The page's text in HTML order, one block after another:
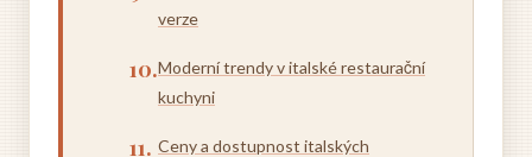
verze
Moderní trendy v italské restaurační
kuchyni
Ceny a dostupnost italských